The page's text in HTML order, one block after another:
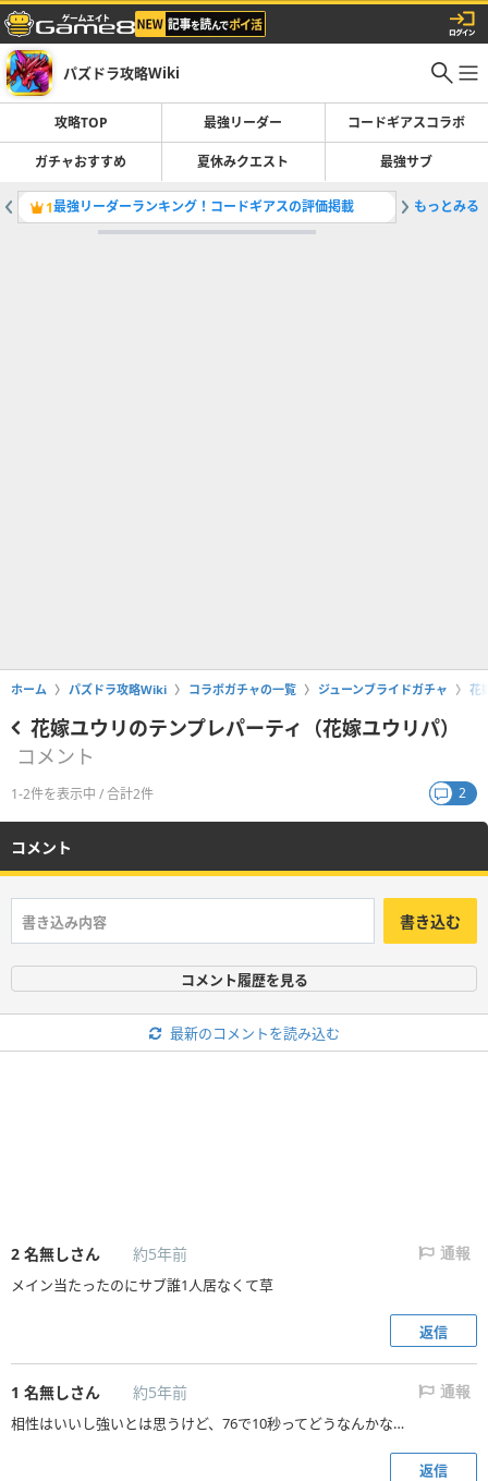
パズドラ攻略Wiki
攻略TOP 最強リーダー コードギアスコラボ
ガチャおすすめ 夏休みクエスト 最強サブ
1最強リーダーランキング！コードギアスの評価掲載 2コード
もっとみる
ホーム パズドラ攻略Wiki コラボガチャの一覧 ジューンブライドガチャ 花
花嫁ユウリのテンプレパーティ（花嫁ユウリパ）
コメント
1-2件を表示中 / 合計2件 2
コメント
書き込む
コメント履歴を見る
最新のコメントを読み込む
2 名無しさん 約5年前 通報
メイン当たったのにサブ誰1人居なくて草
返信
1 名無しさん 約5年前 通報
相性はいいし強いとは思うけど、76で10秒ってどうなんかな…
返信